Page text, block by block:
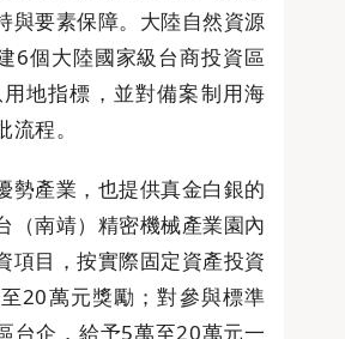
與要素保障。大陸自然資源
6個大陸國家級台商投資區
地指標，並對備案制用海
程。
勢產業，也提供真金白銀的
（南靖）精密機械產業園內
項目，按實際固定資產投資
20萬元獎勵；對參與標準
台企，給予5萬至20萬元一